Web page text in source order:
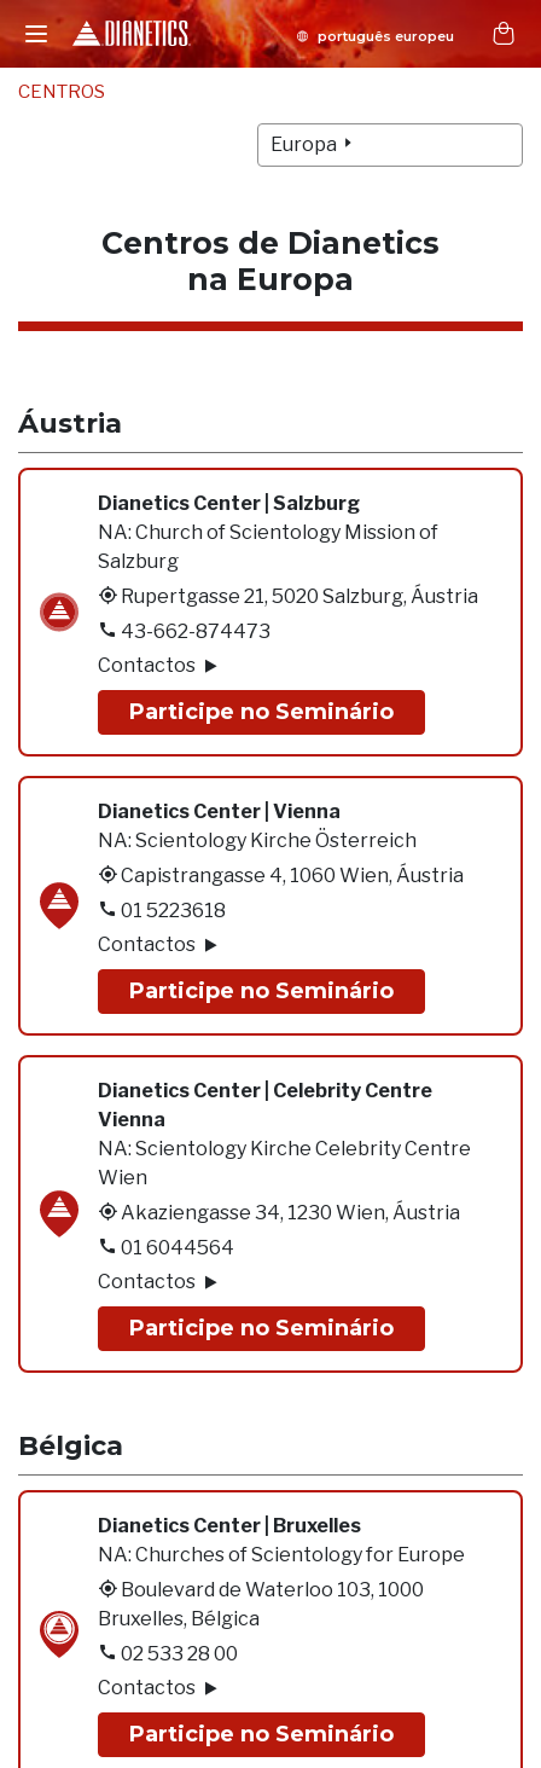
CENTROS
Europa
Centros de Dianetics
na Europa
Áustria
Dianetics Center | Salzburg
NA: Church of Scientology Mission of
Salzburg
Rupertgasse 21, 5020 Salzburg, Áustria
43-662-874473
Contactos
Participe no Seminário
Dianetics Center | Vienna
NA: Scientology Kirche Österreich
Capistrangasse 4, 1060 Wien, Áustria
01 5223618
Contactos
Participe no Seminário
Dianetics Center | Celebrity Centre
Vienna
NA: Scientology Kirche Celebrity Centre
Wien
Akaziengasse 34, 1230 Wien, Áustria
01 6044564
Contactos
Participe no Seminário
Bélgica
Dianetics Center | Bruxelles
NA: Churches of Scientology for Europe
Boulevard de Waterloo 103, 1000
Bruxelles, Bélgica
02 533 28 00
Contactos
Participe no Seminário